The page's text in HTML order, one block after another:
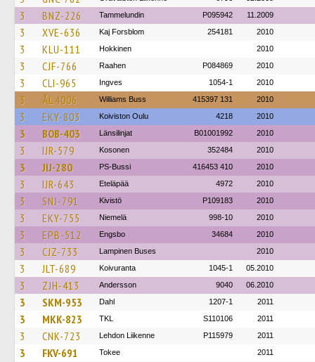
3 BNZ-226 Tammelundin P095942 11.2009
3 XVE-636 Kaj Forsblom 254181 2010
3 KLU-111 Hokkinen 2010
3 CJF-766 Raahen P084869 2010
3 CLI-965 Ingves 1054-1 2010
3 ÅL 4006 Williams Buss 415397 131 2010
3 EKY-803 Koiviston Oulu 4218 2010
3 BOB-403 Länsilinjat B01001992 2010
3 IJR-579 Kosonen 352484 2010
3 JIJ-280 PS-Bussi 416453 410 2010
3 IJR-643 Eteläpää 4972 2010
3 SNJ-791 Kivistö P109183 2010
3 EKY-755 Niemelä 998-10 2010
3 EPB-512 Engsbo 34684 2010
3 CJZ-733 Lampinen Buses 2010
3 JLT-689 Koivuranta 1045-1 05.2010
3 ZJH-413 Andersson 9040 06.2010
3 SKM-953 Dahl 1207-1 2011
3 MKK-823 TKL S110106 2011
3 CNK-723 Lehdon Liikenne P115979 2011
3 FKV-691 Tokee 2011